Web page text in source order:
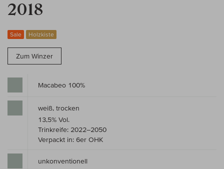
2018
Sale Holzkiste
Zum Winzer
Macabeo 100%
weiß, trocken
13,5% Vol.
Trinkreife: 2022–2050
Verpackt in: 6er OHK
unkonventionell